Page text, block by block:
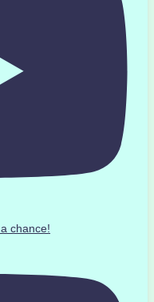
chance!